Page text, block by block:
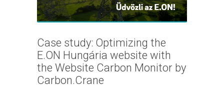
Case study: Optimizing the
E.ON Hungária website with
the Website Carbon Monitor by
Carbon.Crane